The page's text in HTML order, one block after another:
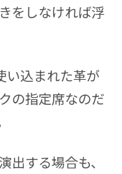
をしなければ浮
い込まれた革が
の指定席なのだ
出する場合も、